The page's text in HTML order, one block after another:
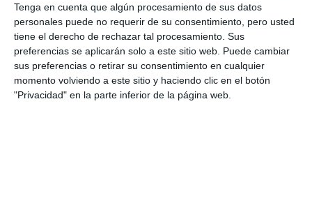
Tenga en cuenta que algún procesamiento de sus datos
personales puede no requerir de su consentimiento, pero usted
tiene el derecho de rechazar tal procesamiento. Sus
preferencias se aplicarán solo a este sitio web. Puede cambiar
sus preferencias o retirar su consentimiento en cualquier
momento volviendo a este sitio y haciendo clic en el botón
"Privacidad" en la parte inferior de la página web.